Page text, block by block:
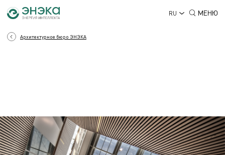
RU МЕНЮ
Архитектурное бюро ЭНЭКА
АРХИТЕКТУРА